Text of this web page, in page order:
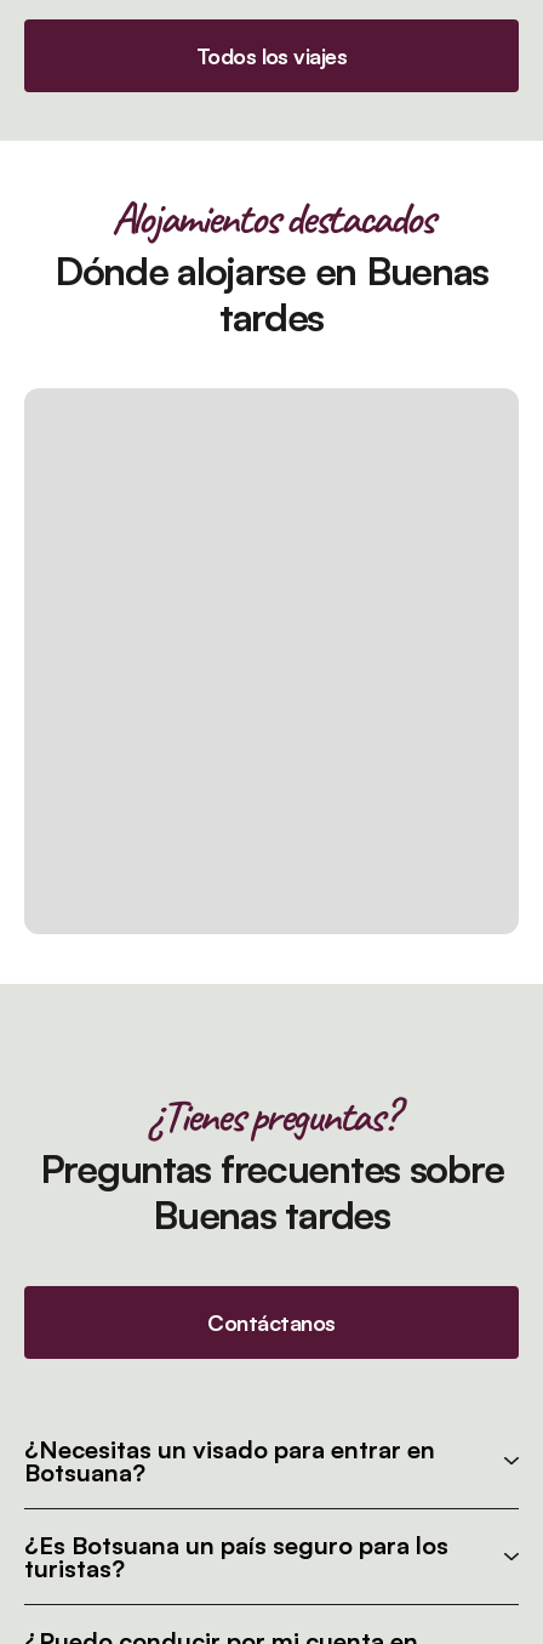
Todos los viajes
Alojamientos destacados
Dónde alojarse en Buenas
tardes
¿Tienes preguntas?
Preguntas frecuentes sobre
Buenas tardes
Contáctanos
¿Necesitas un visado para entrar en
Botsuana?
¿Es Botsuana un país seguro para los
turistas?